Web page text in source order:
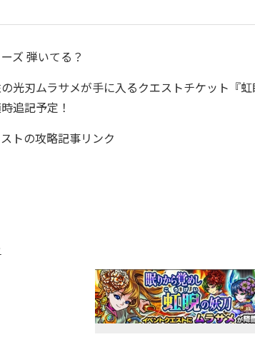
ズ 弾いてる？
光刃ムラサメが手に入るクエストチケット『虹
追記予定！
トの攻略記事リンク